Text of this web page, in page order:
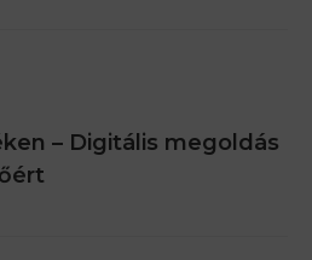
– Digitális megoldás